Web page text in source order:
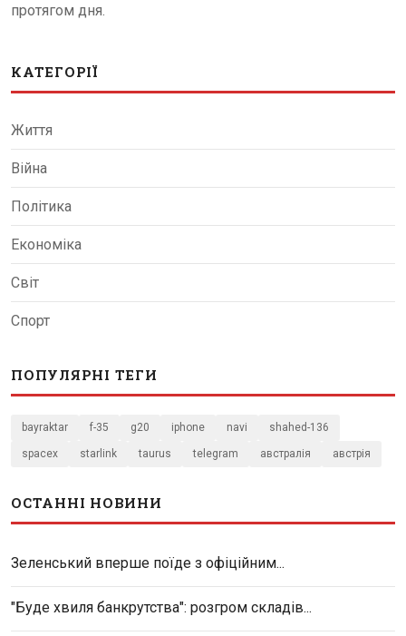
протягом дня.
КАТЕГОРІЇ
Життя
Війна
Політика
Економіка
Світ
Спорт
ПОПУЛЯРНІ ТЕГИ
bayraktar f-35 g20 iphone navi shahed-136
spacex starlink taurus telegram австралія австрія
ОСТАННІ НОВИНИ
Зеленський вперше поїде з офіційним...
"Буде хвиля банкрутства": розгром складів...